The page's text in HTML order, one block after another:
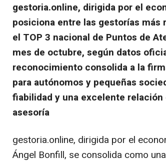
gestoria.online, dirigida por el
posiciona entre las gestorías más
el TOP 3 nacional de Puntos de
mes de octubre, según datos
reconocimiento consolida a la
para autónomos y pequeñas
fiabilidad y una excelente
asesoría
gestoria.online, dirigida por el
Ángel Bonfill, se consolida como